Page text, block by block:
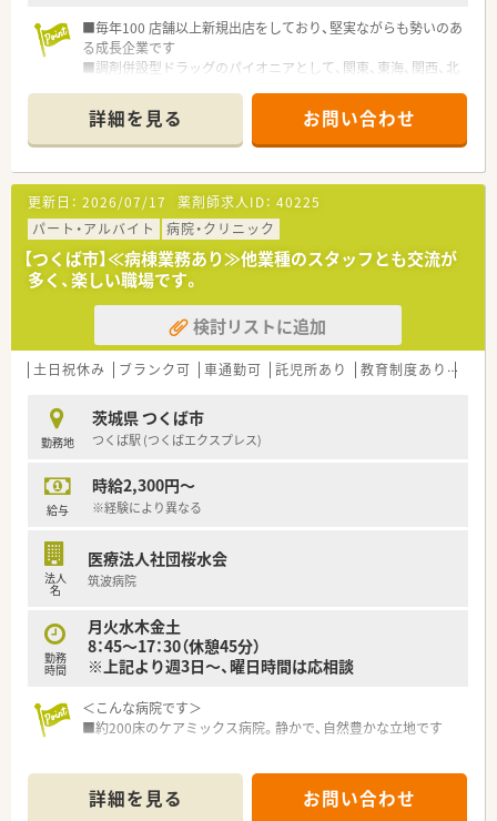
■毎年100 店舗以上新規出店をしており、堅実ながらも勢いのあ
る成長企業です
■調剤併設型ドラッグのパイオニアとして、関東、東海、関西、北
■研修制度は様々なプランがあり、集合研修だけでなく任意で受
講可能な研修も幅広く用意されています
■店舗で活躍する従業員、社外で活躍する従業員、将来経営幹部
となる従業員など、薬剤師として様々な活躍ができるフィールド
を用意されています
■総合薬剤師・調剤薬剤師（土日休み・19時までの勤務）どちらか
の働き方を選択できます
■調剤併設型だけでなく「医療モール・クリニック併設店舗」「敷
地内薬局」「訪問調剤特化型店舗」など様々な店舗を運営してい
ます
■在宅医療にも積極的取り組んでおり「訪問調剤特化型店舗」を
50店舗以上、無菌調剤室は業界最多の51店舗設置しています
■「プラチナくるみん認定企業」「健康経営優良法人2023（大規模
法人部門）認定」等を取得し一人ひとりが働きやすい環境が整備
■充実した研修制度、人事制度、評価制度、キャリア支援制度等
があるのも特徴です
詳細を見る お問い合わせ
更新日： 2026/07/17 薬剤師求人ID： 40225
パート・アルバイト
病院・クリニック
【つくば市】≪病棟業務あり≫他業種のスタッフとも交流が
多く、楽しい職場です。
検討リストに追加
土日祝休み ブランク可 車通勤可 託児所あり 教育制度あり
勤務地
茨城県 つくば市
つくば駅 (つくばエクスプレス)
給与
時給2,300円～
※経験により異なる
法人
名
医療法人社団桜水会
筑波病院
勤務
時間
月火水木金土
8：45～17：30（休憩45分）
※上記より週3日～、曜日時間は応相談
＜こんな病院です＞
■約200床のケアミックス病院。静かで、自然豊かな立地です
■入院患者様は寝たきりや認知症の患者様が多く、患者様と直接
というよりは医療従事者同士のコミュニケーションがメインに
詳細を見る お問い合わせ